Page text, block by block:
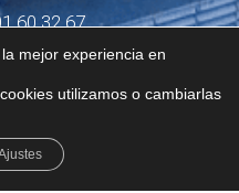
60 32 67
10h a 14h
mejor experiencia en
utilizamos o cambiarlas